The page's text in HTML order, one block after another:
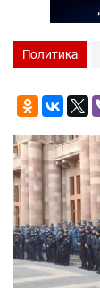
Политика